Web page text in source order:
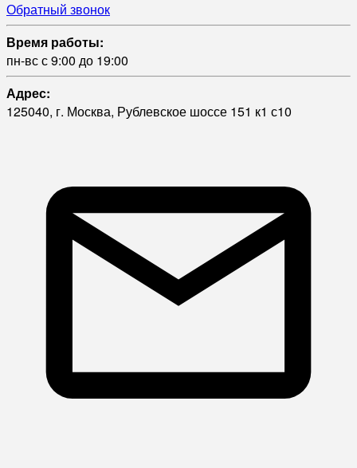
Обратный звонок
Время работы:
пн-вс с 9:00 до 19:00
Адрес:
125040, г. Москва, Рублевское шоссе 151 к1 с10